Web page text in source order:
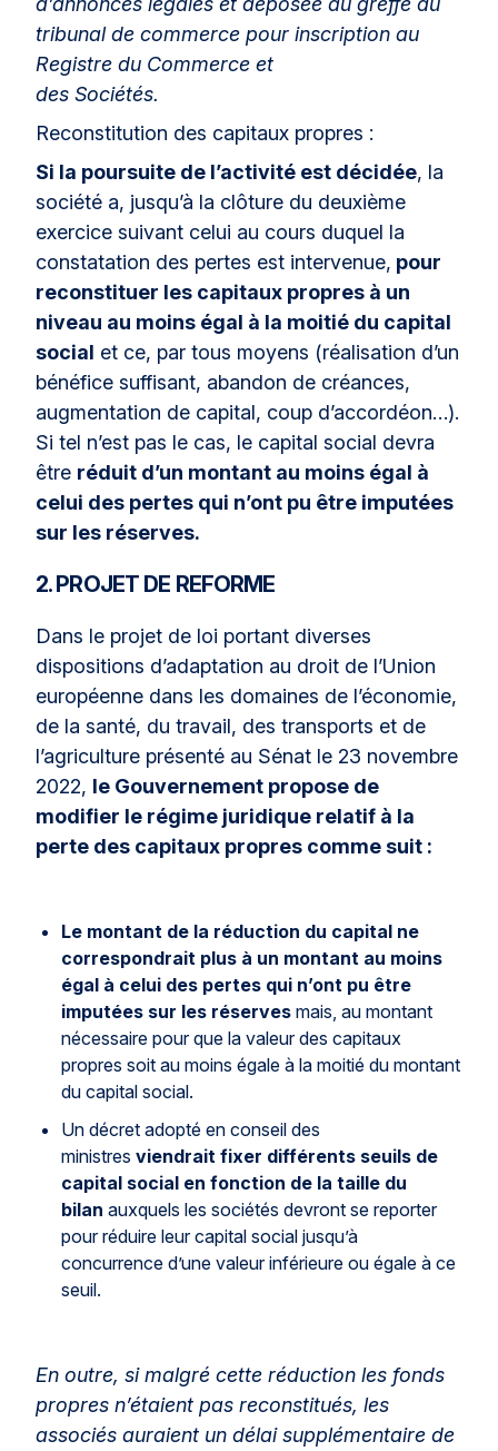
tribunal de commerce pour inscription au
Registre du Commerce et
des Sociétés.
Reconstitution des capitaux propres :
Si la poursuite de l’activité est décidée, la
société a, jusqu’à la clôture du deuxième
exercice suivant celui au cours duquel la
constatation des pertes est intervenue, pour
reconstituer les capitaux propres à un
niveau au moins égal à la moitié du capital
social et ce, par tous moyens (réalisation d’un
bénéfice suffisant, abandon de créances,
augmentation de capital, coup d’accordéon…).
Si tel n’est pas le cas, le capital social devra
être réduit d’un montant au moins égal à
celui des pertes qui n’ont pu être imputées
sur les réserves.
2. PROJET DE REFORME
Dans le projet de loi portant diverses
dispositions d’adaptation au droit de l’Union
européenne dans les domaines de l’économie,
de la santé, du travail, des transports et de
l’agriculture présenté au Sénat le 23 novembre
2022, le Gouvernement propose de
modifier le régime juridique relatif à la
perte des capitaux propres comme suit :
Le montant de la réduction du capital ne
correspondrait plus à un montant au moins
égal à celui des pertes qui n’ont pu être
imputées sur les réserves mais, au montant
nécessaire pour que la valeur des capitaux
propres soit au moins égale à la moitié du montant
du capital social.
Un décret adopté en conseil des
ministres viendrait fixer différents seuils de
capital social en fonction de la taille du
bilan auxquels les sociétés devront se reporter
pour réduire leur capital social jusqu’à
concurrence d’une valeur inférieure ou égale à ce
seuil.
En outre, si malgré cette réduction les fonds
propres n’étaient pas reconstitués, les
associés auraient un délai supplémentaire de